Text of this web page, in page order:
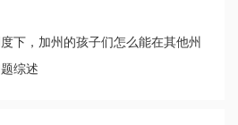
下，加州的孩子们怎么能在其他州
综述